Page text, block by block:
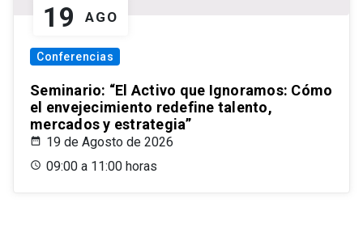
19 AGO
Conferencias
Seminario: “El Activo que Ignoramos: Cómo
el envejecimiento redefine talento,
mercados y estrategia”
19 de Agosto de 2026
09:00 a 11:00 horas